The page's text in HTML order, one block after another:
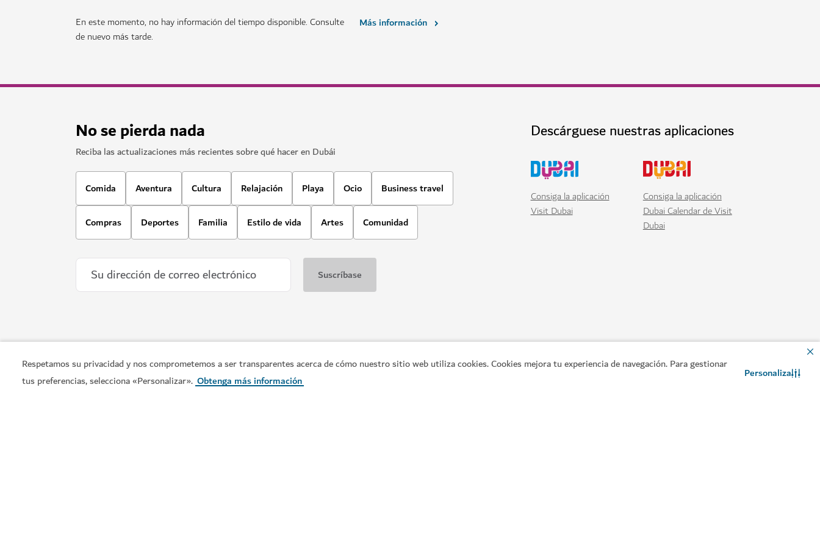
Respetamos su privacidad y nos comprometemos a ser transparentes acerca de cómo nuestro sitio web utiliza cookies. Cookies mejora tu experiencia de navegación. Para gestionar
tus preferencias, selecciona «Personalizar». Obtenga más información Personaliza
En este momento, no hay información del tiempo disponible. Consulte
de nuevo más tarde.
Más información
No se pierda nada
Reciba las actualizaciones más recientes sobre qué hacer en Dubái
Comida Aventura Cultura Relajación Playa Ocio Business travel
Compras Deportes Familia Estilo de vida Artes Comunidad
Descárguese nuestras aplicaciones
Consiga la aplicación
Visit Dubai
Consiga la aplicación
Dubai Calendar de Visit
Dubai